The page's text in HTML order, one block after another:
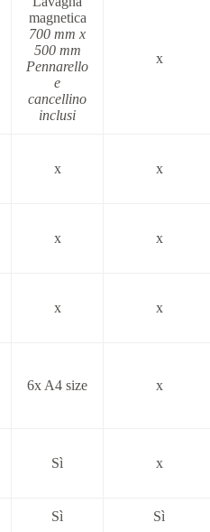
magnetica
700 mm x
500 mm
Pennarello
e
cancellino
inclusi
x
x x
x x
x x
6x A4 size x
Sì x
Sì Sì